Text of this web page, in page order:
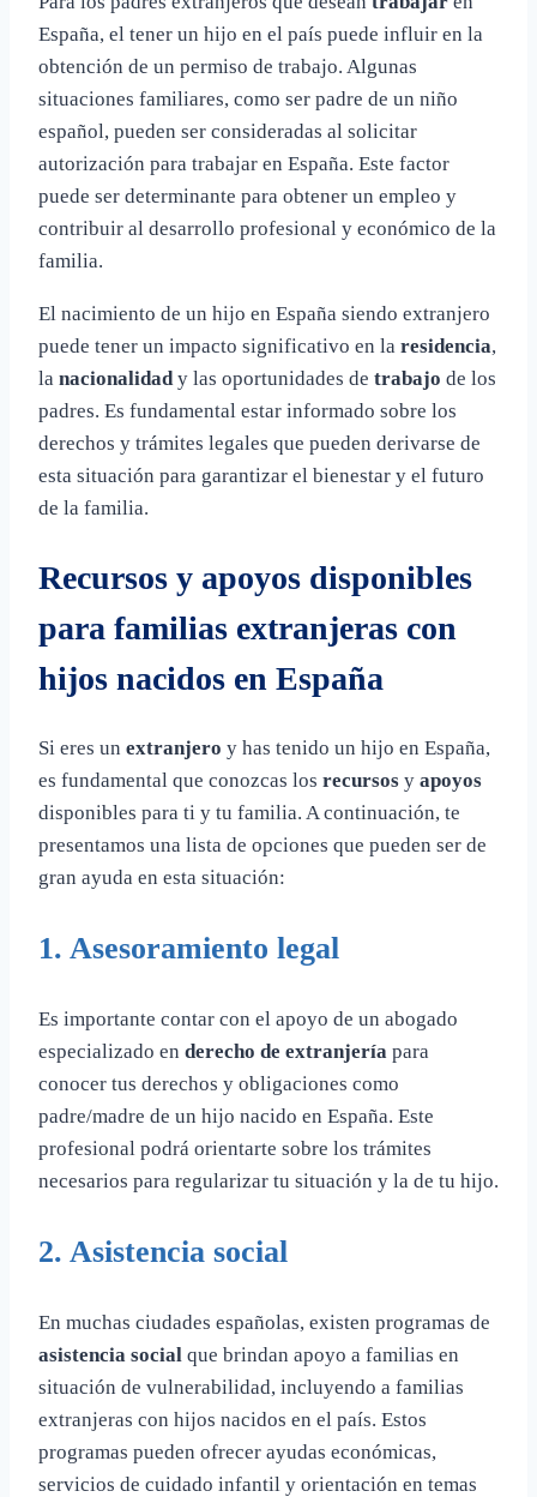
España, el tener un hijo en el país puede influir en la
obtención de un permiso de trabajo. Algunas
situaciones familiares, como ser padre de un niño
español, pueden ser consideradas al solicitar
autorización para trabajar en España. Este factor
puede ser determinante para obtener un empleo y
contribuir al desarrollo profesional y económico de la
familia.
El nacimiento de un hijo en España siendo extranjero
puede tener un impacto significativo en la residencia,
la nacionalidady las oportunidades de trabajo de los
padres. Es fundamental estar informado sobre los
derechos y trámites legales que pueden derivarse de
esta situación para garantizar el bienestar y el futuro
de la familia.
Recursos y apoyos disponibles
para familias extranjeras con
hijos nacidos en España
Si eres un extranjero y has tenido un hijo en España,
es fundamental que conozcas los recursos y apoyos
disponibles para ti y tu familia. A continuación, te
presentamos una lista de opciones que pueden ser de
gran ayuda en esta situación:
1. Asesoramiento legal
Es importante contar con el apoyo de un abogado
especializado en derecho de extranjería para
conocer tus derechos y obligaciones como
padre/madre de un hijo nacido en España. Este
profesional podrá orientarte sobre los trámites
necesarios para regularizar tu situación y la de tu hijo.
2. Asistencia social
En muchas ciudades españolas, existen programas de
asistencia social que brindan apoyo a familias en
situación de vulnerabilidad, incluyendo a familias
extranjeras con hijos nacidos en el país. Estos
programas pueden ofrecer ayudas económicas,
servicios de cuidado infantil y orientación en temas